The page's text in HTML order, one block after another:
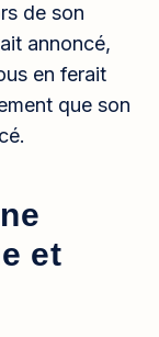
de son
annoncé,
en ferait
que son
et